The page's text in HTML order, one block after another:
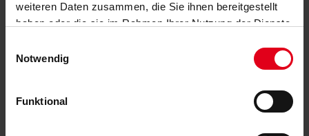
weiteren Daten zusammen, die Sie ihnen bereitgestellt
haben oder die sie im Rahmen Ihrer Nutzung der Dienste
Notwendig
Funktional